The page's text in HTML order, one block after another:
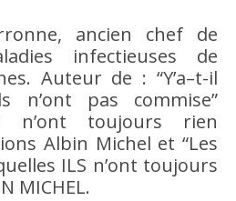
ancien chef de
infectieuses de
Auteur de : “Y’a–t-il
n’ont pas commise”
n’ont toujours rien
Albin Michel et “Les
ILS n’ont toujours
MICHEL.